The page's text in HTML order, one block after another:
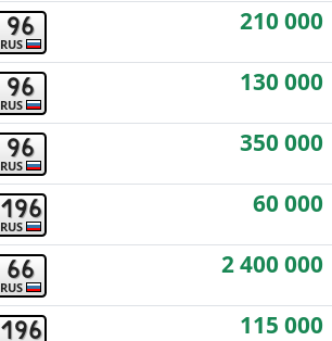
96
RUS
210 000
96
RUS
130 000
96
RUS
350 000
196
RUS
60 000
66
RUS
2 400 000
196 115 000